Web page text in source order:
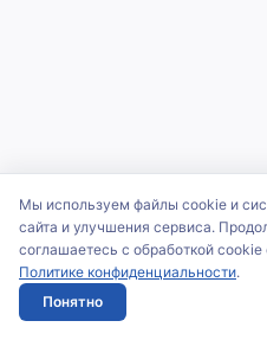
Мы используем файлы cookie и
сайта и улучшения сервиса.
соглашаетесь с обработкой cookie
Политике конфиденциальности.
Понятно